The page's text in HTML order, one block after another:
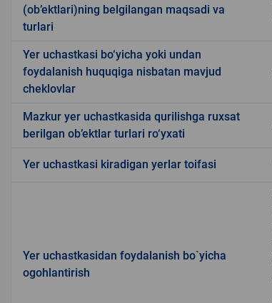
(ob’ektlari)ning belgilangan maqsadi va
turlari
Yer uchastkasi bo‘yicha yoki undan
foydalanish huquqiga nisbatan mavjud
cheklovlar
Mazkur yer uchastkasida qurilishga ruxsat
berilgan ob’ektlar turlari ro‘yxati
Yer uchastkasi kiradigan yerlar toifasi
Yer uchastkasidan foydalanish bo`yicha
ogohlantirish